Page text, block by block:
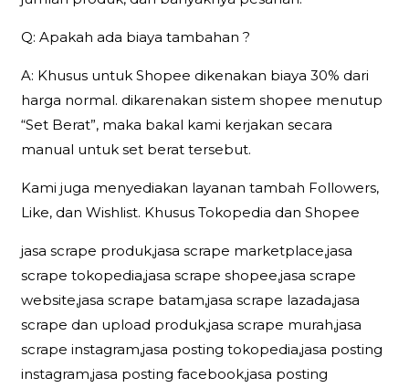
Q: Apakah ada biaya tambahan ?
A: Khusus untuk Shopee dikenakan biaya 30% dari
harga normal. dikarenakan sistem shopee menutup
“Set Berat”, maka bakal kami kerjakan secara
manual untuk set berat tersebut.
Kami juga menyediakan layanan tambah Followers,
Like, dan Wishlist. Khusus Tokopedia dan Shopee
jasa scrape produk,jasa scrape marketplace,jasa
scrape tokopedia,jasa scrape shopee,jasa scrape
website,jasa scrape batam,jasa scrape lazada,jasa
scrape dan upload produk,jasa scrape murah,jasa
scrape instagram,jasa posting tokopedia,jasa posting
instagram,jasa posting facebook,jasa posting